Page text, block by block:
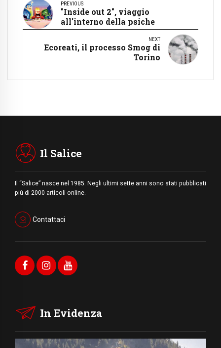
PREVIOUS
"Inside out 2", viaggio
all'interno della psiche
NEXT
Ecoreati, il processo Smog di
Torino
Il Salice
Il “Salice” nasce nel 1985. Negli ultimi sette anni sono stati pubblicati
più di 2000 articoli online.
Contattaci
In Evidenza